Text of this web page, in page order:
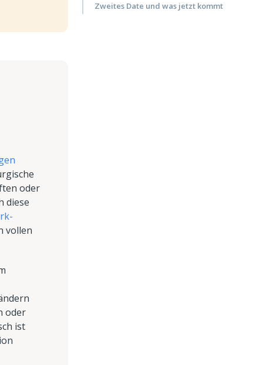
Zweites Date und was jetzt kommt
oder
diese
vollen
oder
ist